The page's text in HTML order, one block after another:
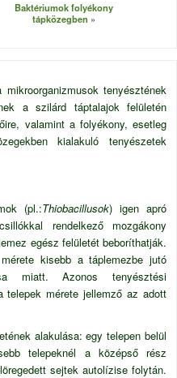
Baktériumok folyékony
tápközegben
tenyésztének
a szilárd táptalajok felületén
valamint a folyékony, esetleg
kialakuló tenyészetek
(pl.:Thiobacillusok) igen apró
rendelkező mozgákony
egész felületét beboríthatják.
kisebb a táplemezbe jutó
miatt. Azonos tenyésztési
telepek mérete jellemző az adott
alakulása: egy telepen belül
telepeknél a középső rész
sejtek autolízise folytán.